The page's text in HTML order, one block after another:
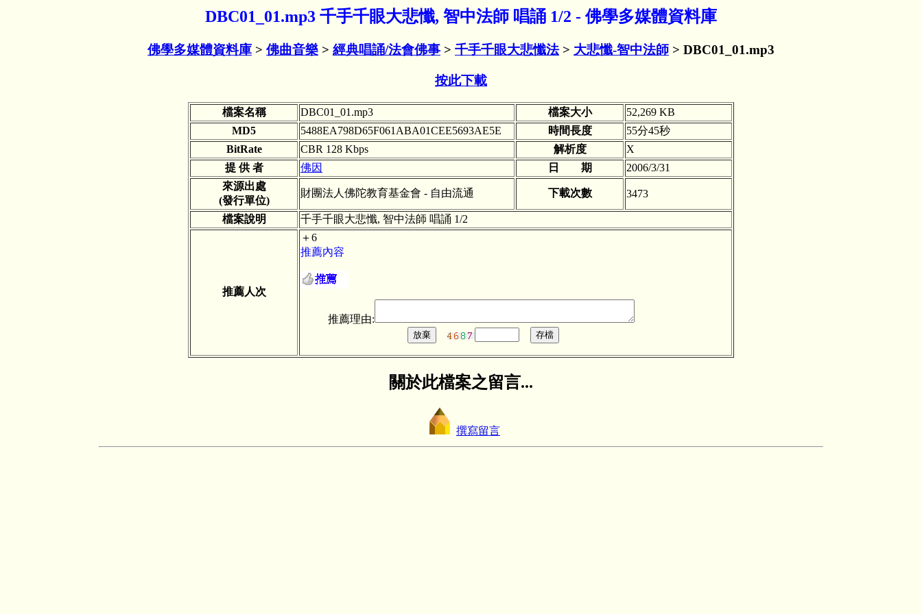
DBC01_01.mp3 千手千眼大悲懺, 智中法師 唱誦 1/2 - 佛學多媒體資料庫
佛學多媒體資料庫 > 佛曲音樂 > 經典唱誦/法會佛事 > 千手千眼大悲懺法> 大悲懺-智中法師 > DBC01_01.mp3
按此下載
檔案名稱 DBC01_01.mp3 檔案大小
52,269 KB
MD5
5488EA798D65F061ABA01CEE5693AE5E 時間長度
55分45秒
BitRate
CBR 128 Kbps 解析度
X
提 供 者
佛因 日 期
2006/3/31
來源出處
(發行單位)
財團法人佛陀教育基金會 - 自由流通 下載次數 3473
檔案說明 千手千眼大悲懺, 智中法師 唱誦 1/2
推薦人次
＋6
推薦內容
推薦理由:
關於此檔案之留言...
撰寫留言